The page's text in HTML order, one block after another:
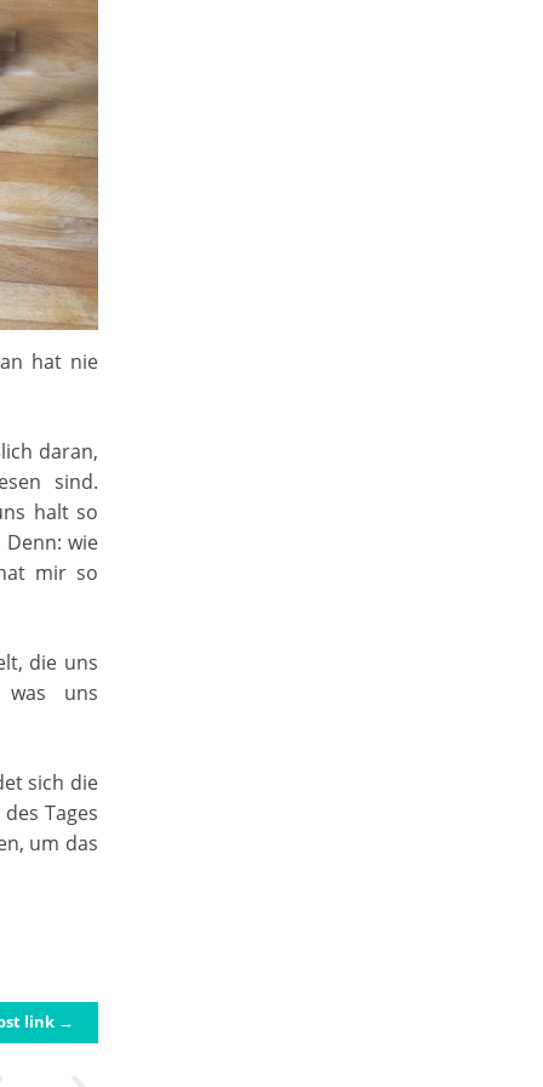
hat nie
daran,
sind.
halt so
wie
mir so
die uns
was uns
sich die
Tages
um das
link →